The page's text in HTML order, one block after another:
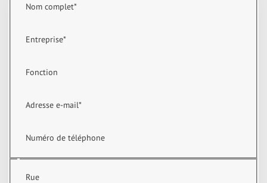
Nom complet*
Entreprise*
Fonction
Adresse e-mail*
Numéro de téléphone
Rue